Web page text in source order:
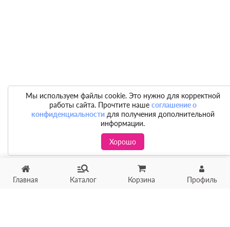
Главная Каталог Корзина Профиль
Хотите продать товар?
Мы используем файлы cookie. Это нужно для корректной
работы сайта. Прочтите наше соглашение о
конфиденциальностидля получения дополнительной
информации.
Хорошо